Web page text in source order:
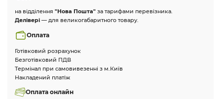
на відділення "Нова Пошта" за тарифами перевізника.
Делівері — для великогабаритного товару.
Оплата
Готівковий розрахунок
Безготівковий ПДВ
Термінал при самовивезенні з м.Київ
Накладений платіж
Оплата онлайн